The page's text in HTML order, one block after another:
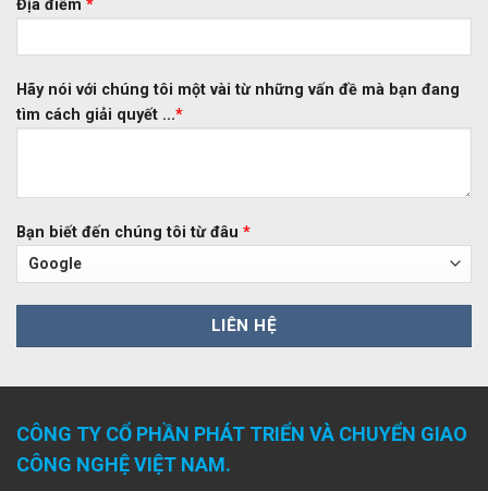
Địa điểm *
Hãy nói với chúng tôi một vài từ những vấn đề mà bạn đang
tìm cách giải quyết ...*
Bạn biết đến chúng tôi từ đâu *
CÔNG TY CỔ PHẦN PHÁT TRIỂN VÀ CHUYỂN GIAO
CÔNG NGHỆ VIỆT NAM.